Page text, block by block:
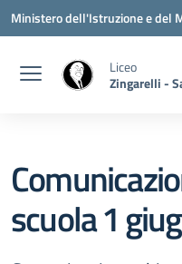
Vai ai contenuti
Vai al menu di navigazione
Vai al footer
Ministero dell'Istruzione e del
Liceo
Zingarelli -
scuola 1